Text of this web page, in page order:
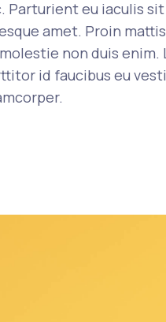
Parturient eu iaculis
amet. Proin
non duis enim.
id faucibus eu